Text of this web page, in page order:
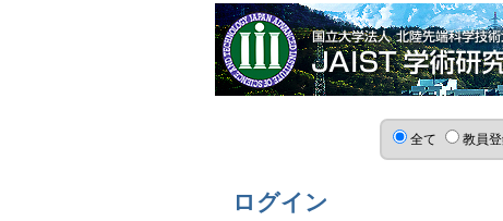
全て 教員
ログイン